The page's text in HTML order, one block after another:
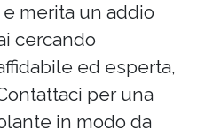
merita un addio
cercando
ed esperta,
per una
in modo da